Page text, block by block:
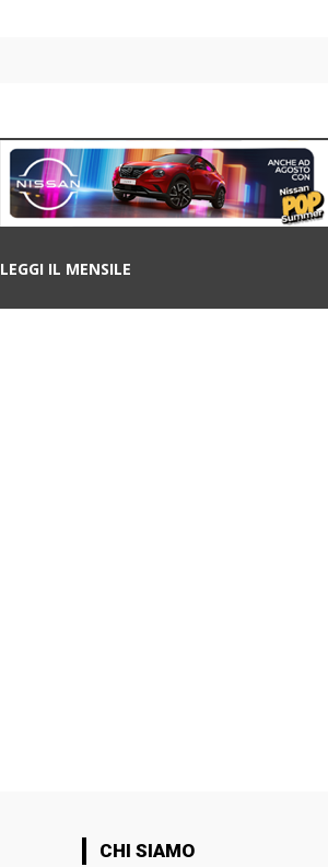
LEGGI IL MENSILE
CHI SIAMO